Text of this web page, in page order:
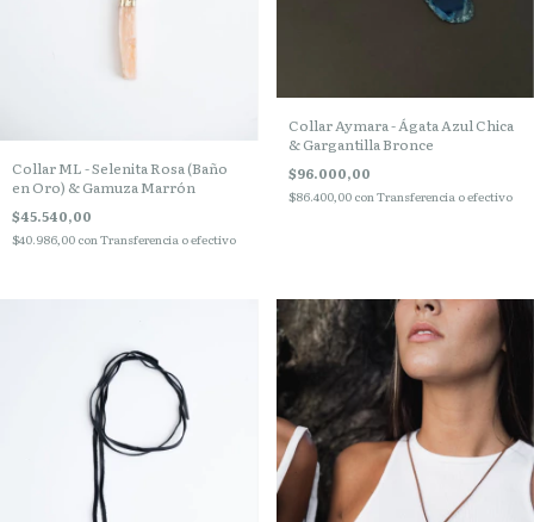
Collar ML - Selenita Rosa (Baño
en Oro) & Gamuza Marrón
$45.540,00
$40.986,00 conTransferencia o efectivo
Collar Aymara - Ágata Azul Chica
& Gargantilla Bronce
$96.000,00
$86.400,00 conTransferencia o efectivo